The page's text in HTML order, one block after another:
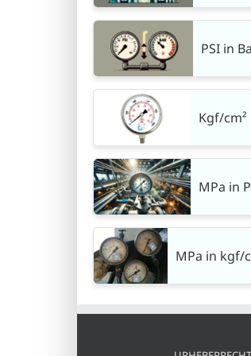
PSI in
Kgf/
MPa in
MPa in kgf/